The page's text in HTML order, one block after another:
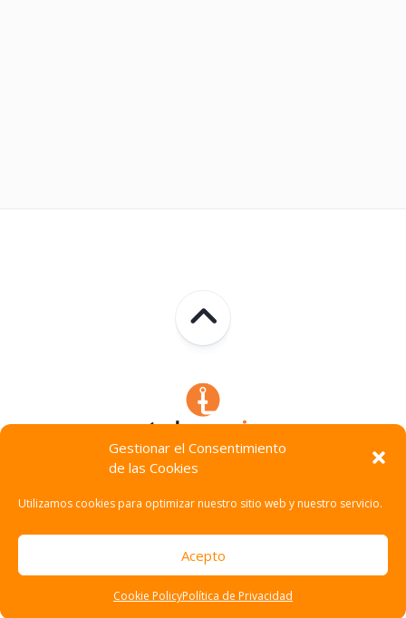
Gestionar el Consentimiento
de las Cookies
Utilizamos cookies para optimizar nuestro sitio web y nuestro servicio.
Acepto
Cookie PolicyPolítica de Privacidad
Technocracia © 2026. Todos Los Derechos Reservados.